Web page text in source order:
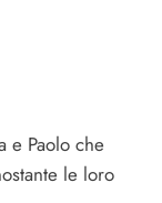
e Paolo che
le loro